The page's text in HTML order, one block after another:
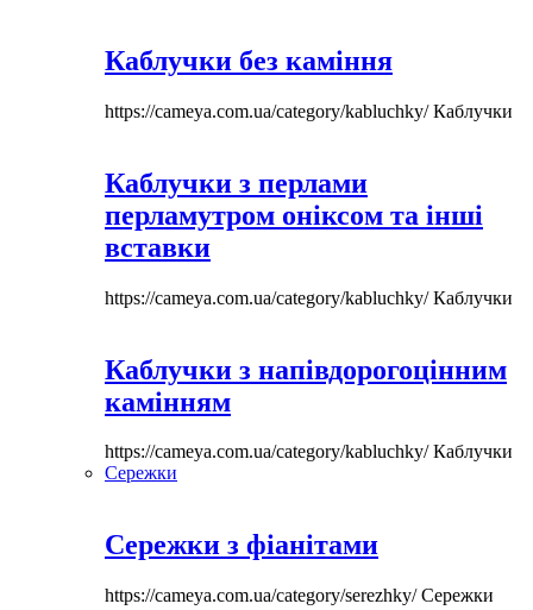
Каблучки без каміння
https://cameya.com.ua/category/kabluchky/Каблучки
Каблучки з перлами
перламутром оніксом та інші
вставки
https://cameya.com.ua/category/kabluchky/Каблучки
Каблучки з напівдорогоцінним
камінням
https://cameya.com.ua/category/kabluchky/Каблучки
Сережки
Сережки з фіанітами
https://cameya.com.ua/category/serezhky/Сережки